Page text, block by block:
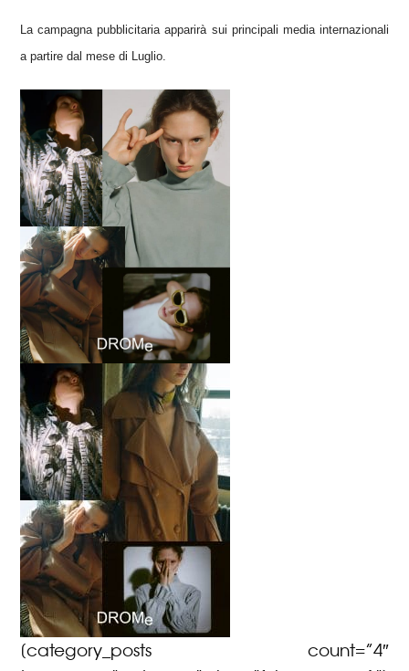
La campagna pubblicitaria apparirà sui principali media internazionali
a partire dal mese di Luglio.
[category_posts count=”4″